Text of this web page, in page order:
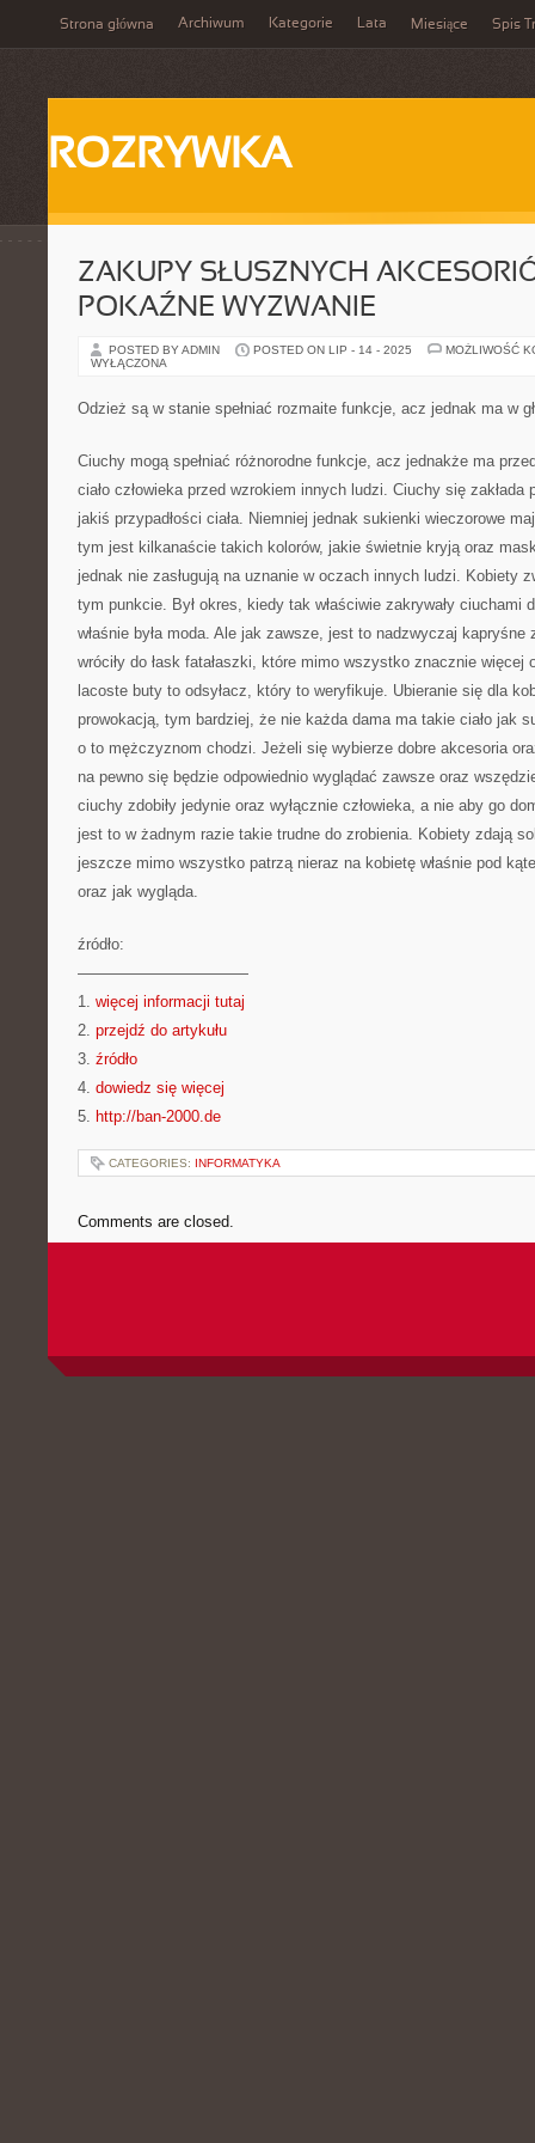
Strona główna Archiwum Kategorie Lata Miesiące Spis
ROZRYWKA
ZAKUPY SŁUSZNYCH
POKAŹNE WYZWANIE
POSTED BY ADMIN POSTED ON LIP - 14 - 2025
MOŻLIWOŚĆ
WYŁĄCZONA
Odzież są w stanie spełniać rozmaite funkcje, acz jednak ma w
Ciuchy mogą spełniać różnorodne funkcje, acz jednakże ma
ciało człowieka przed wzrokiem innych ludzi. Ciuchy się
jakiś przypadłości ciała. Niemniej jednak sukienki wieczorowe
tym jest kilkanaście takich kolorów, jakie świetnie kryją oraz
jednak nie zasługują na uznanie w oczach innych ludzi. Kobiety
tym punkcie. Był okres, kiedy tak właściwie zakrywały ciuchami
właśnie była moda. Ale jak zawsze, jest to nadzwyczaj
wróciły do łask fatałaszki, które mimo wszystko znacznie więcej
lacoste buty to odsyłacz, który to weryfikuje. Ubieranie się dla
prowokacją, tym bardziej, że nie każda dama ma takie ciało jak
o to mężczyznom chodzi. Jeżeli się wybierze dobre akcesoria
na pewno się będzie odpowiednio wyglądać zawsze oraz
ciuchy zdobiły jedynie oraz wyłącznie człowieka, a nie aby go
jest to w żadnym razie takie trudne do zrobienia. Kobiety zdają
jeszcze mimo wszystko patrzą nieraz na kobietę właśnie pod
oraz jak wygląda.
źródło:
———————————
1. więcej informacji tutaj
2. przejdź do artykułu
3. źródło
4. dowiedz się więcej
5. http://ban-2000.de
CATEGORIES: INFORMATYKA
Comments are closed.